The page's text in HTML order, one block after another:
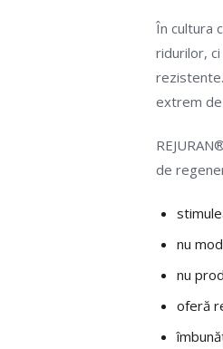
În cultura
ridurilor,
extrem
de
nu
nu
oferă